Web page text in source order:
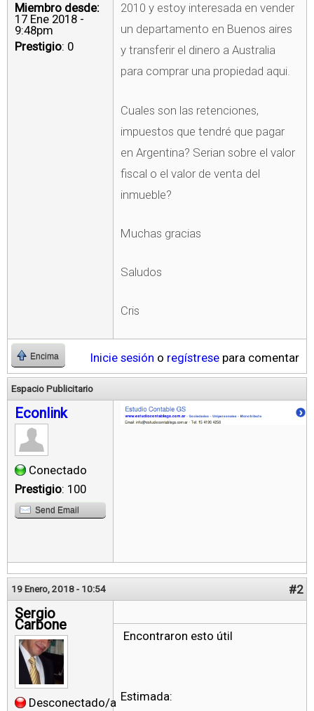
Miembro desde:
17 Ene 2018 -
9:48pm
Prestigio: 0
2010 y estoy interesada en vender
un departamento en Buenos aires
y transferir el dinero a Australia
para comprar una propiedad aqui.
Cuales son las retenciones,
impuestos que tendré que pagar
en Argentina? Serian sobre el valor
fiscal o el valor de venta del
inmueble?
Muchas gracias
Saludos
Cris
Encima Inicie sesión o regístrese para comentar
Espacio Publicitario
Econlink
Conectado
Prestigio: 100
Send Email
19 Enero, 2018 - 10:54 #2
Sergio
Carbone
Desconectado/a
Encontraron esto útil
Estimada: